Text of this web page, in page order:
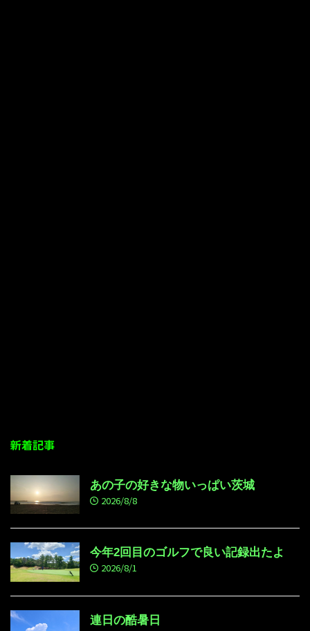
新着記事
あの子の好きな物いっぱい茨城
2026/8/8
今年2回目のゴルフで良い記録出たよ
2026/8/1
連日の酷暑日